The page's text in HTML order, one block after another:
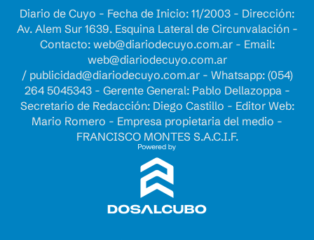
Diario de Cuyo - Fecha de Inicio: 11/2003 - Dirección:
Av. Alem Sur 1639. Esquina Lateral de Circunvalación -
Contacto: web@diariodecuyo.com.ar- Email:
web@diariodecuyo.com.ar
/ publicidad@diariodecuyo.com.ar- Whatsapp: (054)
264 5045343 - Gerente General: Pablo Dellazoppa -
Secretario de Redacción: Diego Castillo - Editor Web:
Mario Romero - Empresa propietaria del medio -
FRANCISCO MONTES S.A.C.I.F.